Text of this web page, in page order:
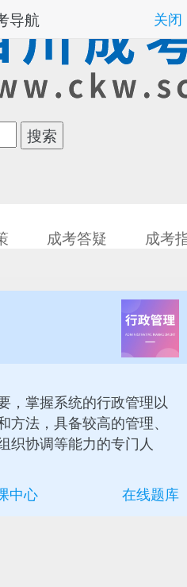
成考答疑 成考
，掌握系统的行政管理以
法，具备较高的管理、
织协调等能力的专门人
中心 在线题库
导航 关闭